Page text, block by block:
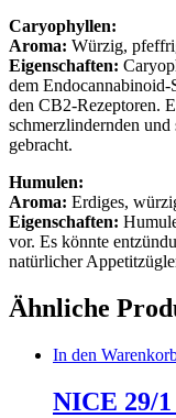
Caryophyllen:
Aroma: Würzig,
Eigenschaften:
dem Endocannabinoid-
den CB2-Rezeptoren.
schmerzlindernden
gebracht.
Humulen:
Aroma: Erdiges,
Eigenschaften:
vor. Es könnte
natürlicher
Ähnliche
In den
NICE 29/